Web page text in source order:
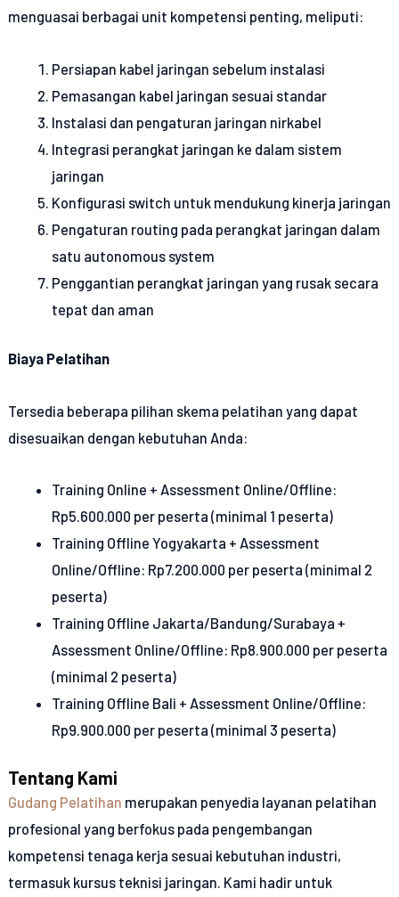
menguasai berbagai unit kompetensi penting, meliputi:
Persiapan kabel jaringan sebelum instalasi
Pemasangan kabel jaringan sesuai standar
Instalasi dan pengaturan jaringan nirkabel
Integrasi perangkat jaringan ke dalam sistem
jaringan
Konfigurasi switch untuk mendukung kinerja jaringan
Pengaturan routing pada perangkat jaringan dalam
satu autonomous system
Penggantian perangkat jaringan yang rusak secara
tepat dan aman
Biaya Pelatihan
Tersedia beberapa pilihan skema pelatihan yang dapat
disesuaikan dengan kebutuhan Anda:
Training Online + Assessment Online/Offline:
Rp5.600.000 per peserta (minimal 1 peserta)
Training Offline Yogyakarta + Assessment
Online/Offline: Rp7.200.000 per peserta (minimal 2
peserta)
Training Offline Jakarta/Bandung/Surabaya +
Assessment Online/Offline: Rp8.900.000 per peserta
(minimal 2 peserta)
Training Offline Bali + Assessment Online/Offline:
Rp9.900.000 per peserta (minimal 3 peserta)
Tentang Kami
Gudang Pelatihan merupakan penyedia layanan pelatihan
profesional yang berfokus pada pengembangan
kompetensi tenaga kerja sesuai kebutuhan industri,
termasuk kursus teknisi jaringan. Kami hadir untuk